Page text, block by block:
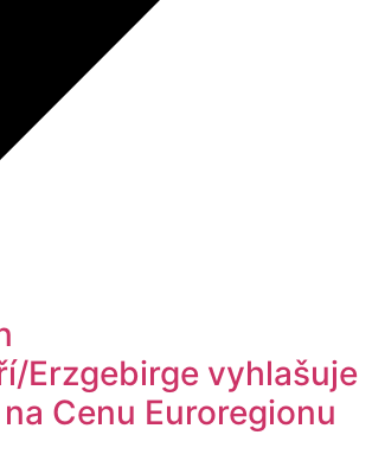
Erzgebirge vyhlašuje
Cenu Euroregionu